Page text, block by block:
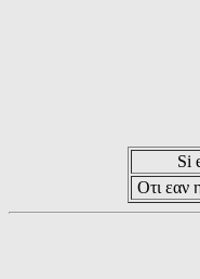
Si
Οτι εαν